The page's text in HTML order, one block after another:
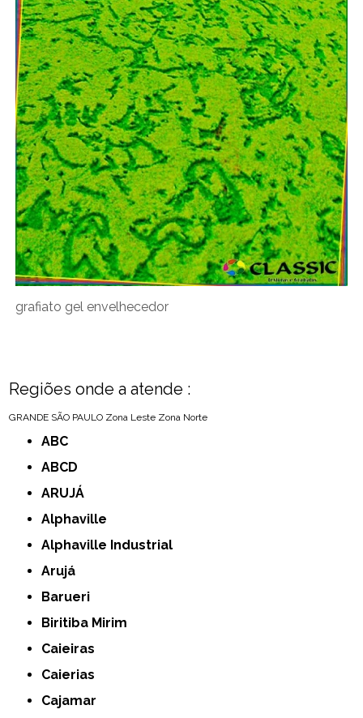
grafiato gel envelhecedor
Regiões onde a atende :
GRANDE SÃO PAULO Zona Leste Zona Norte
ABC
ABCD
ARUJÁ
Alphaville
Alphaville Industrial
Arujá
Barueri
Biritiba Mirim
Caieiras
Caierias
Cajamar